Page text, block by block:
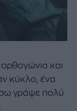
και
κύκλο, ένα
γράψε πολύ